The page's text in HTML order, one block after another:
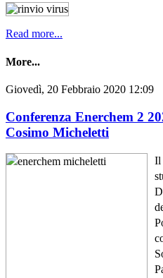
Read more...
More...
Giovedì, 20 Febbraio 2020 12:09
Conferenza Enerchem 2
Cosimo Micheletti